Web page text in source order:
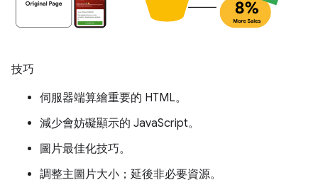
技巧
伺服器端算繪重要的 HTML。
減少會妨礙顯示的 JavaScript。
圖片最佳化技巧。
調整主圖片大小；延後非必要資源。